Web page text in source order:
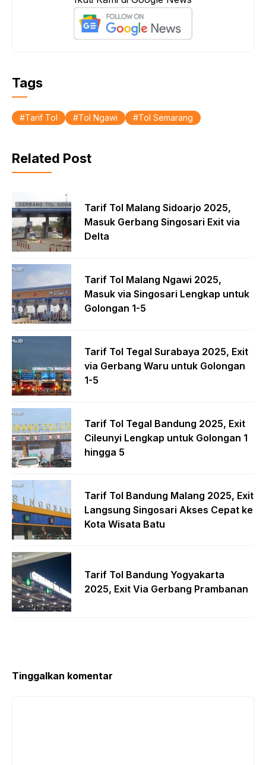
Tags
Tarif Tol Tol Ngawi Tol Semarang
Related Post
Tarif Tol Malang Sidoarjo 2025,
Masuk Gerbang Singosari Exit via
Delta
Tarif Tol Malang Ngawi 2025,
Masuk via Singosari Lengkap untuk
Golongan 1-5
Tarif Tol Tegal Surabaya 2025, Exit
via Gerbang Waru untuk Golongan
1-5
Tarif Tol Tegal Bandung 2025, Exit
Cileunyi Lengkap untuk Golongan 1
hingga 5
Tarif Tol Bandung Malang 2025, Exit
Langsung Singosari Akses Cepat ke
Kota Wisata Batu
Tarif Tol Bandung Yogyakarta
2025, Exit Via Gerbang Prambanan
Tinggalkan komentar